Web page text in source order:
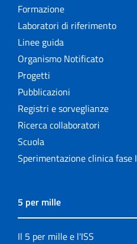
Formazione
Laboratori di riferimento
Linee guida
Organismo Notificato
Progetti
Pubblicazioni
Registri e sorveglianze
Ricerca collaboratori
Scuola
Sperimentazione clinica fase I
5 per mille
Il 5 per mille e l'ISS